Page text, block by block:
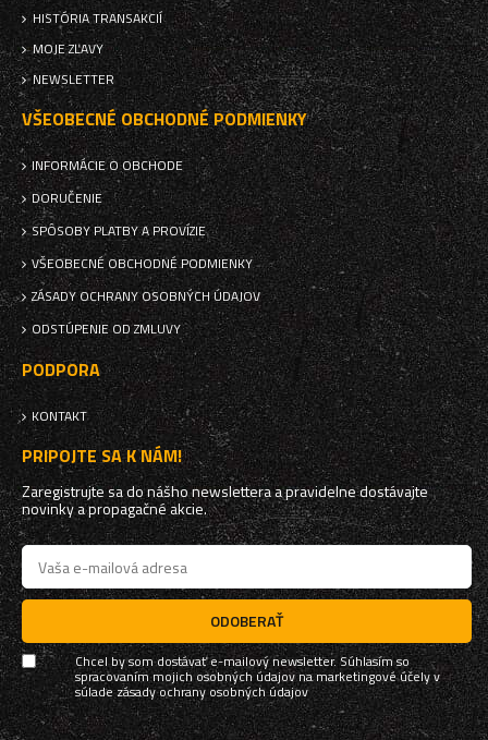
HISTÓRIA TRANSAKCIÍ
MOJE ZĽAVY
NEWSLETTER
VŠEOBECNÉ OBCHODNÉ PODMIENKY
INFORMÁCIE O OBCHODE
DORUČENIE
SPÔSOBY PLATBY A PROVÍZIE
VŠEOBECNÉ OBCHODNÉ PODMIENKY
ZÁSADY OCHRANY OSOBNÝCH ÚDAJOV
ODSTÚPENIE OD ZMLUVY
PODPORA
KONTAKT
PRIPOJTE SA K NÁM!
Zaregistrujte sa do nášho newslettera a pravidelne dostávajte
novinky a propagačné akcie.
ODOBERAŤ
Chcel by som dostávať e-mailový newsletter. Súhlasím so
spracovaním mojich osobných údajov na marketingové účely v
súladezásady ochrany osobných údajov